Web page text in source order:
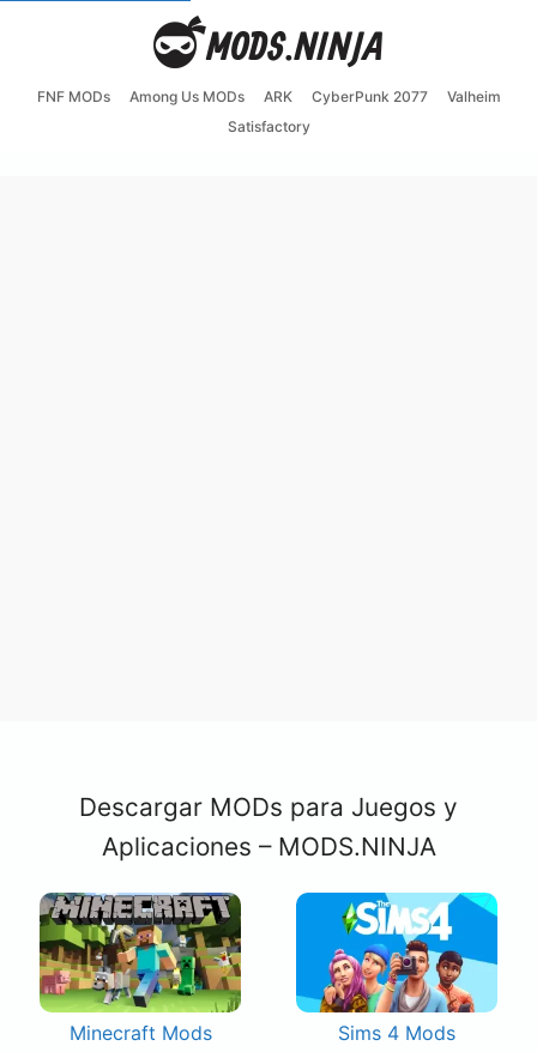
FNF MODs Among Us MODs ARK CyberPunk 2077
Valheim
Satisfactory
Descargar MODs para Juegos y
Aplicaciones – MODS.NINJA
Minecraft Mods Sims 4 Mods